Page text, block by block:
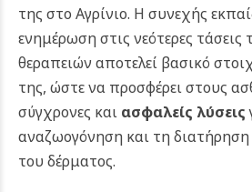
της στο Αγρίνιο. Η συνεχής
ενημέρωση στις νεότερες τάσεις
θεραπειών αποτελεί βασικό
της, ώστε να προσφέρει στους
σύγχρονες και ασφαλείς λύσεις
αναζωογόνηση και τη διατήρηση
του δέρματος.